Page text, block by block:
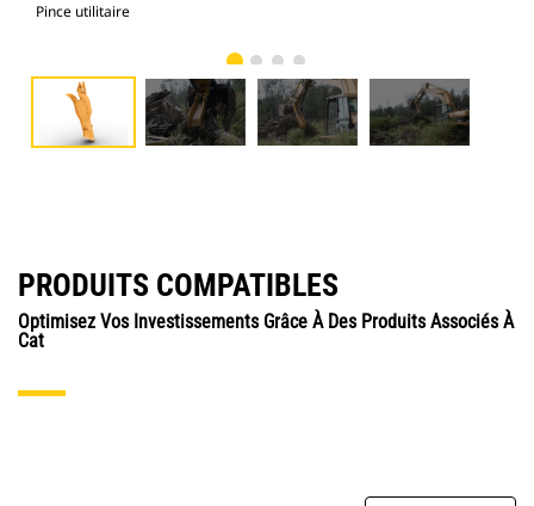
Pince utilitaire
PRODUITS COMPATIBLES
Optimisez Vos Investissements Grâce À Des Produits Associés À
Cat